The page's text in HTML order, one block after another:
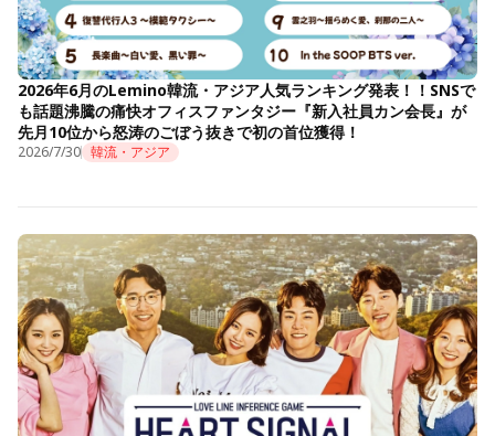
2026年6月のLemino韓流・アジア人気ランキング発表！！SNSで
も話題沸騰の痛快オフィスファンタジー『新入社員カン会長』が
先月10位から怒涛のごぼう抜きで初の首位獲得！
2026/7/30 韓流・アジア